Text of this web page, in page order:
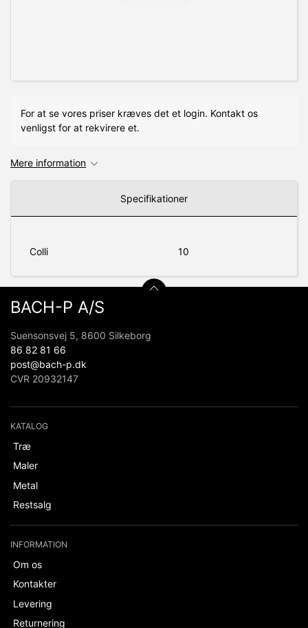
For at se vores priser kræves det et login. Kontakt os
venligst for at rekvirere et.
Mere information
Specifikationer
Colli 10
BACH-P A/S
Suensonsvej 5, 8600 Silkeborg
86 82 81 66
post@bach-p.dk
CVR 20932147
KATALOG
Træ
Maler
Metal
Restsalg
INFORMATION
Om os
Kontakter
Levering
Returnering